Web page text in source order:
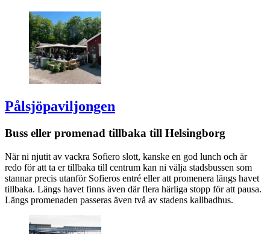
Pålsjöpaviljongen
Buss eller promenad tillbaka till Helsingborg
När ni njutit av vackra Sofiero slott, kanske en god lunch och är
redo för att ta er tillbaka till centrum kan ni välja stadsbussen som
stannar precis utanför Sofieros entré eller att promenera längs havet
tillbaka. Längs havet finns även där flera härliga stopp för att pausa.
Längs promenaden passeras även två av stadens kallbadhus.